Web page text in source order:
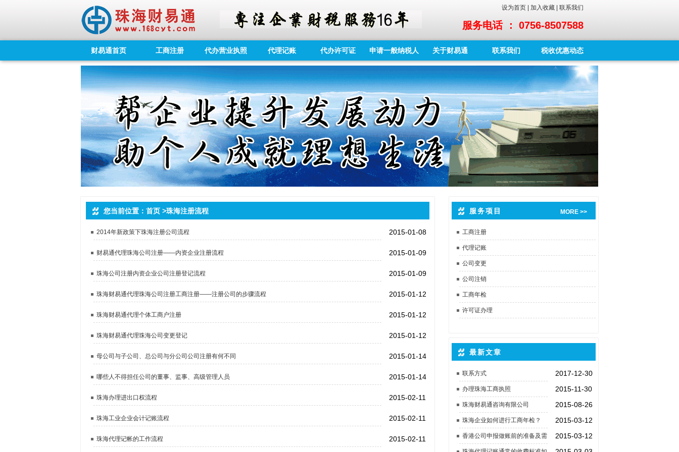
设为首页 加入收藏 联系我们
服务电话 ： 0756-8507588
财易通首页 工商注册 代办营业执照 代理记账 代办许可证 申请一般纳税人 关于财易通 联系我们 税收优惠动态
您当前位置：首页 >珠海注册流程
2015-01-08
2014年新政策下珠海注册公司流程
2015-01-09
财易通代理珠海公司注册——内资企业注册流程
2015-01-09
珠海公司注册内资企业公司注册登记流程
2015-01-12
珠海财易通代理珠海公司注册工商注册——注册公司的步骤流程
2015-01-12
珠海财易通代理个体工商户注册
2015-01-12
珠海财易通代理珠海公司变更登记
2015-01-14
母公司与子公司、总公司与分公司公司注册有何不同
2015-01-14
哪些人不得担任公司的董事、监事、高级管理人员
2015-02-11
珠海办理进出口权流程
2015-02-11
珠海工业企业会计记账流程
2015-02-11
珠海代理记帐的工作流程
服务项目 MORE >>
工商注册
代理记账
公司变更
公司注销
工商年检
许可证办理
最新文章
2017-12-30
联系方式
2015-11-30
办理珠海工商执照
2015-08-26
珠海财易通咨询有限公司
2015-03-12
珠海企业如何进行工商年检？
2015-03-12
香港公司申报做账前的准备及需